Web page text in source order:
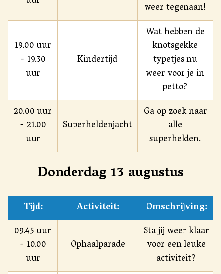
weer tegenaan!
19.00 uur
- 19.30
uur
Kindertijd
Wat hebben de
knotsgekke
typetjes nu
weer voor je in
petto?
20.00 uur
- 21.00
uur
Superheldenjacht
Ga op zoek naar
alle
superhelden.
Donderdag 13 augustus
Tijd: Activiteit:
Omschrijving:
09.45 uur
- 10.00
uur
Ophaalparade
Sta jij weer klaar
voor een leuke
activiteit?